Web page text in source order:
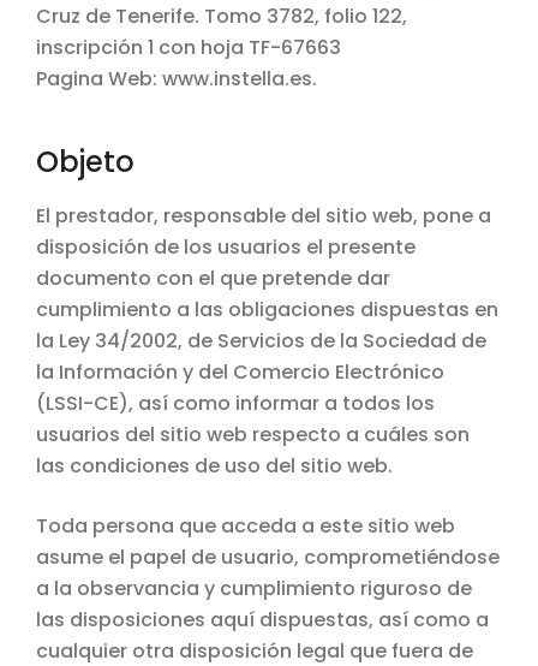
Cruz de Tenerife. Tomo 3782, folio 122,
inscripción 1 con hoja TF-67663
Pagina Web: www.instella.es.
Objeto
El prestador, responsable del sitio web, pone a
disposición de los usuarios el presente
documento con el que pretende dar
cumplimiento a las obligaciones dispuestas en
la Ley 34/2002, de Servicios de la Sociedad de
la Información y del Comercio Electrónico
(LSSI-CE), así como informar a todos los
usuarios del sitio web respecto a cuáles son
las condiciones de uso del sitio web.
Toda persona que acceda a este sitio web
asume el papel de usuario, comprometiéndose
a la observancia y cumplimiento riguroso de
las disposiciones aquí dispuestas, así como a
cualquier otra disposición legal que fuera de